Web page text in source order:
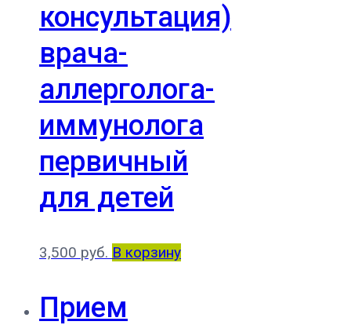
консультация)
врача-
аллерголога-
иммунолога
первичный
для детей
3,500 руб. В корзину
Прием